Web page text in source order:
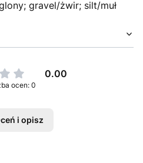
gravel/żwir; silt/muł
0.00
ocen: 0
i opisz